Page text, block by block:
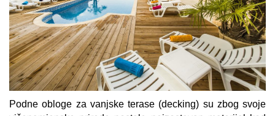
Podne obloge za vanjske terase (decking) su zbog svoje